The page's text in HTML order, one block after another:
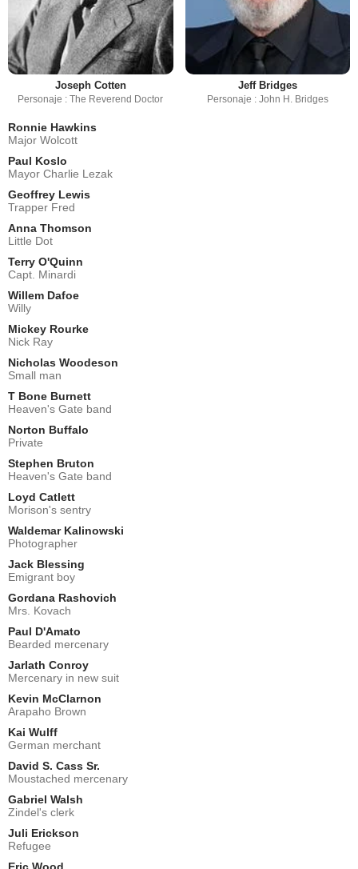
Joseph Cotten
Personaje : The Reverend Doctor
Jeff Bridges
Personaje : John H. Bridges
Ronnie Hawkins
Major Wolcott
Paul Koslo
Mayor Charlie Lezak
Geoffrey Lewis
Trapper Fred
Anna Thomson
Little Dot
Terry O'Quinn
Capt. Minardi
Willem Dafoe
Willy
Mickey Rourke
Nick Ray
Nicholas Woodeson
Small man
T Bone Burnett
Heaven's Gate band
Norton Buffalo
Private
Stephen Bruton
Heaven's Gate band
Loyd Catlett
Morison's sentry
Waldemar Kalinowski
Photographer
Jack Blessing
Emigrant boy
Gordana Rashovich
Mrs. Kovach
Paul D'Amato
Bearded mercenary
Jarlath Conroy
Mercenary in new suit
Kevin McClarnon
Arapaho Brown
Kai Wulff
German merchant
David S. Cass Sr.
Moustached mercenary
Gabriel Walsh
Zindel's clerk
Juli Erickson
Refugee
Eric Wood